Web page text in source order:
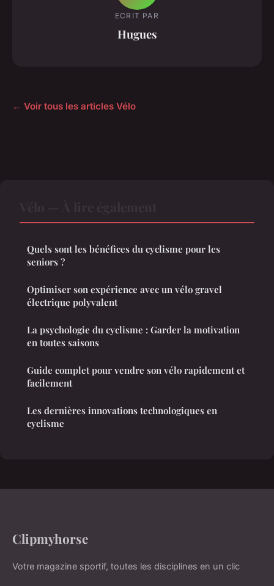
ECRIT PAR
Hugues
← Voir tous les articles Vélo
Quels sont les bénéfices du cyclisme pour les
seniors ?
Optimiser son expérience avec un vélo gravel
électrique polyvalent
La psychologie du cyclisme : Garder la motivation
en toutes saisons
Guide complet pour vendre son vélo rapidement et
facilement
Les dernières innovations technologiques en
cyclisme
Clipmyhorse
Votre magazine sportif, toutes les disciplines en un clic